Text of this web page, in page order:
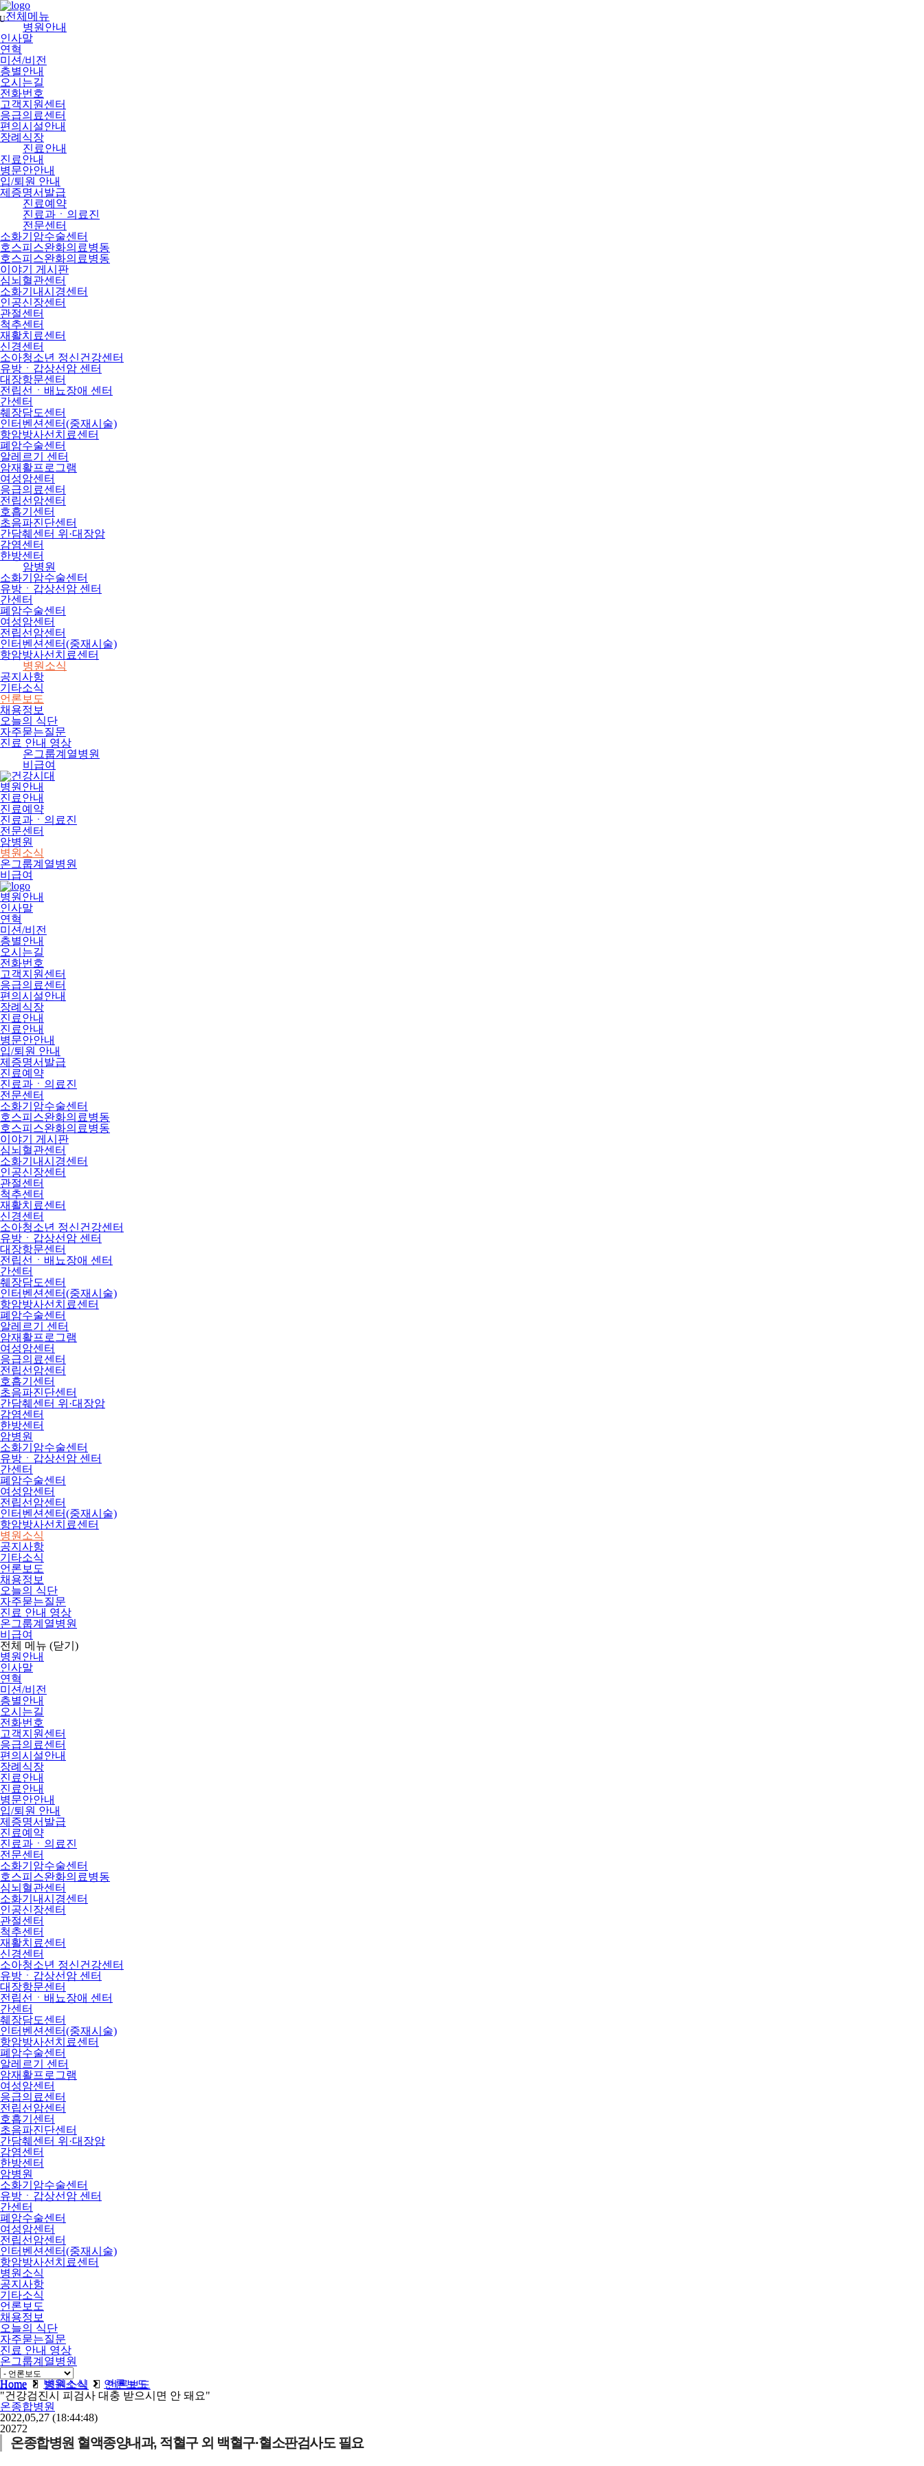
메
뉴
너
뛰
기
전체메뉴
병원안내
인사말
연혁
미션/비전
층별안내
오시는길
전화번호
고객지원센터
응급의료센터
편의시설안내
장례식장
진료안내
진료안내
병문안안내
입/퇴원 안내
제증명서발급
진료예약
진료과ㆍ의료진
전문센터
소화기암수술센터
호스피스완화의료병동
호스피스완화의료병동
이야기 게시판
심뇌혈관센터
소화기내시경센터
인공신장센터
관절센터
척추센터
재활치료센터
신경센터
소아청소년 정신건강센터
유방ㆍ갑상선암 센터
대장항문센터
전립선ㆍ배뇨장애 센터
간센터
췌장담도센터
인터벤션센터(중재시술)
항암방사선치료센터
폐암수술센터
알레르기 센터
암재활프로그램
여성암센터
응급의료센터
전립선암센터
호흡기센터
초음파진단센터
간담췌센터 위·대장암
감염센터
한방센터
암병원
소화기암수술센터
유방ㆍ갑상선암 센터
간센터
폐암수술센터
여성암센터
전립선암센터
인터벤션센터(중재시술)
항암방사선치료센터
병원소식
공지사항
기타소식
언론보도
채용정보
오늘의 식단
자주묻는질문
진료 안내 영상
온그룹계열병원
비급여
병원안내
진료안내
진료예약
진료과ㆍ의료진
전문센터
암병원
병원소식
온그룹계열병원
비급여
병원안내
인사말
연혁
미션/비전
층별안내
오시는길
전화번호
고객지원센터
응급의료센터
편의시설안내
장례식장
진료안내
진료안내
병문안안내
입/퇴원 안내
제증명서발급
진료예약
진료과ㆍ의료진
전문센터
소화기암수술센터
호스피스완화의료병동
호스피스완화의료병동
이야기 게시판
심뇌혈관센터
소화기내시경센터
인공신장센터
관절센터
척추센터
재활치료센터
신경센터
소아청소년 정신건강센터
유방ㆍ갑상선암 센터
대장항문센터
전립선ㆍ배뇨장애 센터
간센터
췌장담도센터
인터벤션센터(중재시술)
항암방사선치료센터
폐암수술센터
알레르기 센터
암재활프로그램
여성암센터
응급의료센터
전립선암센터
호흡기센터
초음파진단센터
간담췌센터 위·대장암
감염센터
한방센터
암병원
소화기암수술센터
유방ㆍ갑상선암 센터
간센터
폐암수술센터
여성암센터
전립선암센터
인터벤션센터(중재시술)
항암방사선치료센터
병원소식
공지사항
기타소식
언론보도
채용정보
오늘의 식단
자주묻는질문
진료 안내 영상
온그룹계열병원
비급여
전체 메뉴 (닫기)
병원안내
인사말
연혁
미션/비전
층별안내
오시는길
전화번호
고객지원센터
응급의료센터
편의시설안내
장례식장
진료안내
진료안내
병문안안내
입/퇴원 안내
제증명서발급
진료예약
진료과ㆍ의료진
전문센터
소화기암수술센터
호스피스완화의료병동
심뇌혈관센터
소화기내시경센터
인공신장센터
관절센터
척추센터
재활치료센터
신경센터
소아청소년 정신건강센터
유방ㆍ갑상선암 센터
대장항문센터
전립선ㆍ배뇨장애 센터
간센터
췌장담도센터
인터벤션센터(중재시술)
항암방사선치료센터
폐암수술센터
알레르기 센터
암재활프로그램
여성암센터
응급의료센터
전립선암센터
호흡기센터
초음파진단센터
간담췌센터 위·대장암
감염센터
한방센터
암병원
소화기암수술센터
유방ㆍ갑상선암 센터
간센터
폐암수술센터
여성암센터
전립선암센터
인터벤션센터(중재시술)
항암방사선치료센터
병원소식
공지사항
기타소식
언론보도
채용정보
오늘의 식단
자주묻는질문
진료 안내 영상
온그룹계열병원
비급여
Home
병원소식 언론보도
Home 병원소식
언론보도
"건강검진시 피검사 대충 받으시면 안 돼요"
온종합병원
2022,05,27 (18:44:48)
20272
온종합병원 혈액종양내과, 적혈구 외 백혈구·혈소판검사도 필요